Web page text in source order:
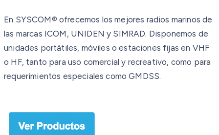
En SYSCOM® ofrecemos los mejores radios marinos de
las marcas ICOM, UNIDEN y SIMRAD. Disponemos de
unidades portátiles, móviles o estaciones fijas en VHF
o HF, tanto para uso comercial y recreativo, como para
requerimientos especiales como GMDSS.